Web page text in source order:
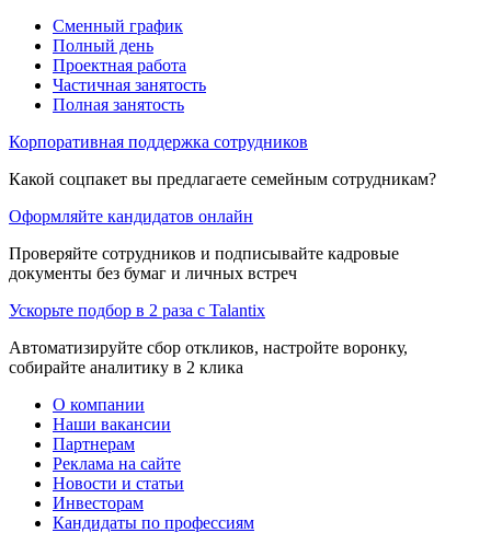
Сменный график
Полный день
Проектная работа
Частичная занятость
Полная занятость
Корпоративная поддержка сотрудников
Какой соцпакет вы предлагаете семейным сотрудникам?
Оформляйте кандидатов онлайн
Проверяйте сотрудников и подписывайте кадровые
документы без бумаг и личных встреч
Ускорьте подбор в 2 раза с Talantix
Автоматизируйте сбор откликов, настройте воронку,
собирайте аналитику в 2 клика
О компании
Наши вакансии
Партнерам
Реклама на сайте
Новости и статьи
Инвесторам
Кандидаты по профессиям